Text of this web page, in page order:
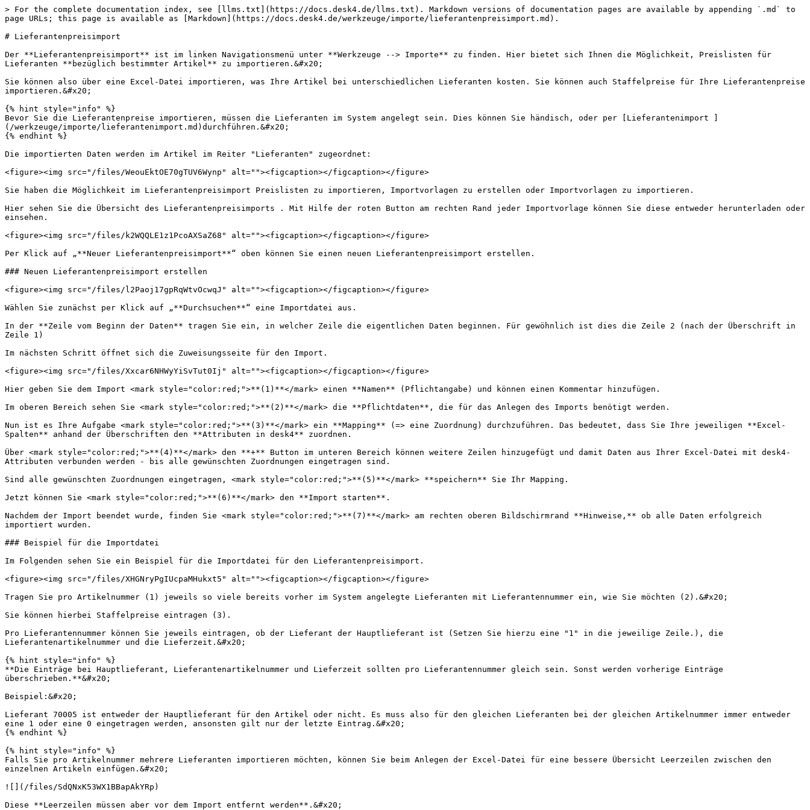
> For the complete documentation index, see [llms.txt](https://docs.desk4.de/llms.txt). Markdown versions of documentation pages are available by appending `.md` to
page URLs; this page is available as [Markdown](https://docs.desk4.de/werkzeuge/importe/lieferantenpreisimport.md).
# Lieferantenpreisimport
Der **Lieferantenpreisimport** ist im linken Navigationsmenü unter **Werkzeuge --> Importe** zu finden. Hier bietet sich Ihnen die Möglichkeit, Preislisten für
Lieferanten **bezüglich bestimmter Artikel** zu importieren.&#x20;
Sie können also über eine Excel-Datei importieren, was Ihre Artikel bei unterschiedlichen Lieferanten kosten. Sie können auch Staffelpreise für Ihre Lieferantenpreise
importieren.&#x20;
{% hint style="info" %}
Bevor Sie die Lieferantenpreise importieren, müssen die Lieferanten im System angelegt sein. Dies können Sie händisch, oder per [Lieferantenimport ]
(/werkzeuge/importe/lieferantenimport.md)durchführen.&#x20;
{% endhint %}
Die importierten Daten werden im Artikel im Reiter "Lieferanten" zugeordnet:
<figure><img src="/files/WeouEktOE70gTUV6Wynp" alt=""><figcaption></figcaption></figure>
Sie haben die Möglichkeit im Lieferantenpreisimport Preislisten zu importieren, Importvorlagen zu erstellen oder Importvorlagen zu importieren.
Hier sehen Sie die Übersicht des Lieferantenpreisimports . Mit Hilfe der roten Button am rechten Rand jeder Importvorlage können Sie diese entweder herunterladen oder
einsehen.
<figure><img src="/files/k2WQQLE1z1PcoAXSaZ68" alt=""><figcaption></figcaption></figure>
Per Klick auf „**Neuer Lieferantenpreisimport**“ oben können Sie einen neuen Lieferantenpreisimport erstellen.
### Neuen Lieferantenpreisimport erstellen
<figure><img src="/files/l2Paoj17gpRqWtvOcwqJ" alt=""><figcaption></figcaption></figure>
Wählen Sie zunächst per Klick auf „**Durchsuchen**“ eine Importdatei aus.
In der **Zeile vom Beginn der Daten** tragen Sie ein, in welcher Zeile die eigentlichen Daten beginnen. Für gewöhnlich ist dies die Zeile 2 (nach der Überschrift in
Zeile 1)
Im nächsten Schritt öffnet sich die Zuweisungsseite für den Import.
<figure><img src="/files/Xxcar6NHWyYiSvTut0Ij" alt=""><figcaption></figcaption></figure>
Hier geben Sie dem Import <mark style="color:red;">**(1)**</mark> einen **Namen** (Pflichtangabe) und können einen Kommentar hinzufügen.
Im oberen Bereich sehen Sie <mark style="color:red;">**(2)**</mark> die **Pflichtdaten**, die für das Anlegen des Imports benötigt werden.
Nun ist es Ihre Aufgabe <mark style="color:red;">**(3)**</mark> ein **Mapping** (=> eine Zuordnung) durchzuführen. Das bedeutet, dass Sie Ihre jeweiligen **Excel-
Spalten** anhand der Überschriften den **Attributen in desk4** zuordnen.
Über <mark style="color:red;">**(4)**</mark> den **+** Button im unteren Bereich können weitere Zeilen hinzugefügt und damit Daten aus Ihrer Excel-Datei mit desk4-
Attributen verbunden werden - bis alle gewünschten Zuordnungen eingetragen sind.
Sind alle gewünschten Zuordnungen eingetragen, <mark style="color:red;">**(5)**</mark> **speichern** Sie Ihr Mapping.
Jetzt können Sie <mark style="color:red;">**(6)**</mark> den **Import starten**.
Nachdem der Import beendet wurde, finden Sie <mark style="color:red;">**(7)**</mark> am rechten oberen Bildschirmrand **Hinweise,** ob alle Daten erfolgreich
importiert wurden.
### Beispiel für die Importdatei
Im Folgenden sehen Sie ein Beispiel für die Importdatei für den Lieferantenpreisimport.
<figure><img src="/files/XHGNryPgIUcpaMHukxt5" alt=""><figcaption></figcaption></figure>
Tragen Sie pro Artikelnummer (1) jeweils so viele bereits vorher im System angelegte Lieferanten mit Lieferantennummer ein, wie Sie möchten (2).&#x20;
Sie können hierbei Staffelpreise eintragen (3).
Pro Lieferantennummer können Sie jeweils eintragen, ob der Lieferant der Hauptlieferant ist (Setzen Sie hierzu eine "1" in die jeweilige Zeile.), die
Lieferantenartikelnummer und die Lieferzeit.&#x20;
{% hint style="info" %}
**Die Einträge bei Hauptlieferant, Lieferantenartikelnummer und Lieferzeit sollten pro Lieferantennummer gleich sein. Sonst werden vorherige Einträge
überschrieben.**&#x20;
Beispiel:&#x20;
Lieferant 70005 ist entweder der Hauptlieferant für den Artikel oder nicht. Es muss also für den gleichen Lieferanten bei der gleichen Artikelnummer immer entweder
eine 1 oder eine 0 eingetragen werden, ansonsten gilt nur der letzte Eintrag.&#x20;
{% endhint %}
{% hint style="info" %}
Falls Sie pro Artikelnummer mehrere Lieferanten importieren möchten, können Sie beim Anlegen der Excel-Datei für eine bessere Übersicht Leerzeilen zwischen den
einzelnen Artikeln einfügen.&#x20;
![](/files/SdQNxK53WX1BBapAkYRp)
Diese **Leerzeilen müssen aber vor dem Import entfernt werden**.&#x20;